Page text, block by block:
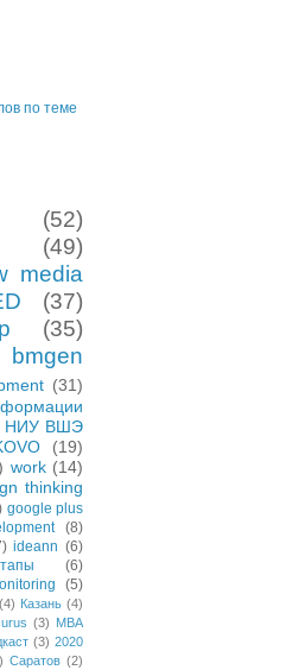
по теме
(52)
(49)
media
(37)
(35)
bmgen
(31)
НИУ ВШЭ
(19)
work (14)
thinking
google plus
(8)
ideann (6)
(6)
(5)
(4) Казань (4)
(3) MBA
(3) 2020
Саратов (2)